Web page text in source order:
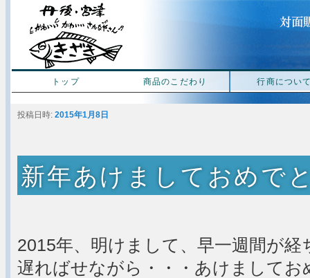
宮津 天橋立 干物
トップ 商品のこだわり 行商につい
新年あけましておめで
投稿日時: 2015年1月8日
2015年、明けまして、早一週間が経
遅ればせながら・・・あけまして